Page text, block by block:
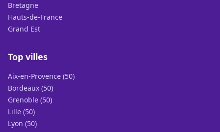
Bretagne
Hauts-de-France
Grand Est
Top villes
Aix-en-Provence (50)
Bordeaux (50)
Grenoble (50)
Lille (50)
Lyon (50)